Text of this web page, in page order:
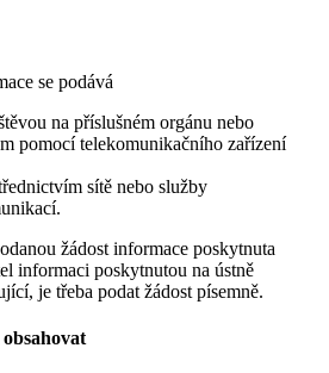
se podává
na příslušném orgánu nebo
pomocí telekomunikačního zařízení
sítě nebo služby
žádost informace poskytnuta
informaci poskytnutou na ústně
je třeba podat žádost písemně.